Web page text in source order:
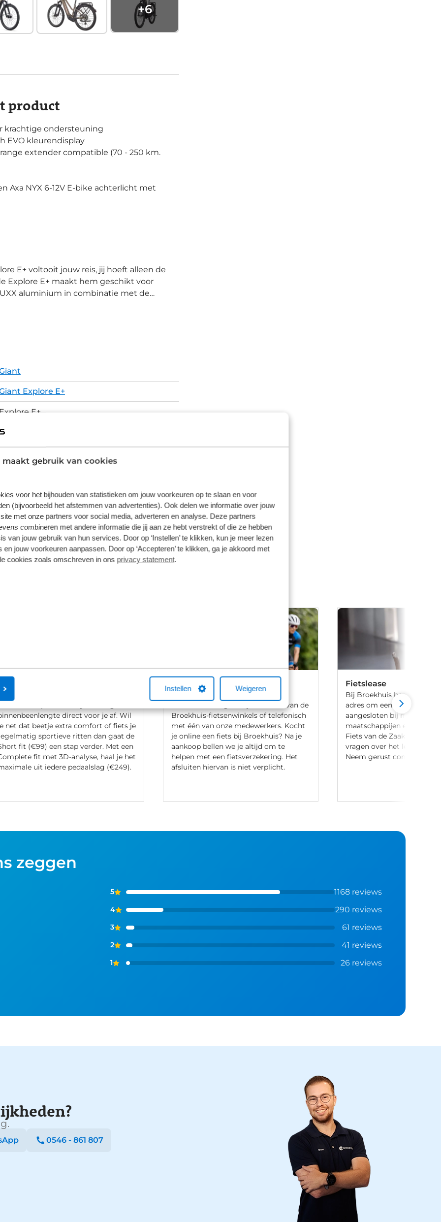
maakt gebruik van cookies
voor het bijhouden van statistieken om jouw voorkeuren op te slaan en voor
(bijvoorbeeld het afstemmen van advertenties). Ook delen we informatie over jouw
met onze partners voor social media, adverteren en analyse. Deze partners
combineren met andere informatie die jij aan ze hebt verstrekt of die ze hebben
van jouw gebruik van hun services. Door op ‘Instellen’ te klikken, kun je meer lezen
jouw voorkeuren aanpassen. Door op ‘Accepteren’ te klikken, ga je akkoord met
cookies zoals omschreven in ons privacy statement.
Instellen Weigeren
+6
product
krachtige ondersteuning
EVO kleurendisplay
extender compatible (70 - 250 km.
Axa NYX 6-12V E-bike achterlicht met
Explore E+ maakt hem geschikt voor
aluminium in combinatie met de
rijgedrag met vlotte acceleratie. De
is voor e-bikes. Tubeless ready
Daarmee wordt het comfort tijdens
de SR Suntour verende voorvork. De
NYX 6-12V E-bike achterlamp met
aan de voorzijde. Deze Pro 1
navigatie, waarmee je dus echt je
je telefoon via het display om altijd je
De bediening met de RIdeControl Ergo 2
De EnergyPak 800 accu is
een extra accu op de
Explore E+
Explore E+
Bike
integrated battery, integrated KSA40
van de leverancier. Op basis van beschikbaarheid of
direct voor je af. Wil
net dat beetje extra comfort of fiets je
sportieve ritten dan gaat de
fit (€99) een stap verder. Met een
fit met 3D-analyse, haal je het
uit iedere pedaalslag (€249).
Fietsverzekering
Een Kingpolis voor Broekhuis
Fietsverzekering sluit je af in één van de
Broekhuis-fietsenwinkels of telefonisch
met één van onze medewerkers. Kocht
je online een fiets bij Broekhuis? Na je
aankoop bellen we je altijd om te
helpen met een fietsverzekering. Het
afsluiten hiervan is niet verplicht.
Fietslease
Bij Broekhuis ben je aan
adres om een fiets te
aangesloten bij meerdere
maatschappijen en hebben
Fiets van de Zaak-regeling.
vragen over het leasen van
Neem gerust contact met
zeggen
5 1168 reviews
4 290 reviews
3 61 reviews
2 41 reviews
1 26 reviews
0546 - 861 807